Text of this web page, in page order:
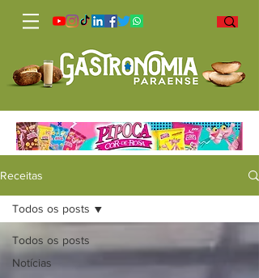
Receitas
Todos os posts
Notícias
Todos os posts